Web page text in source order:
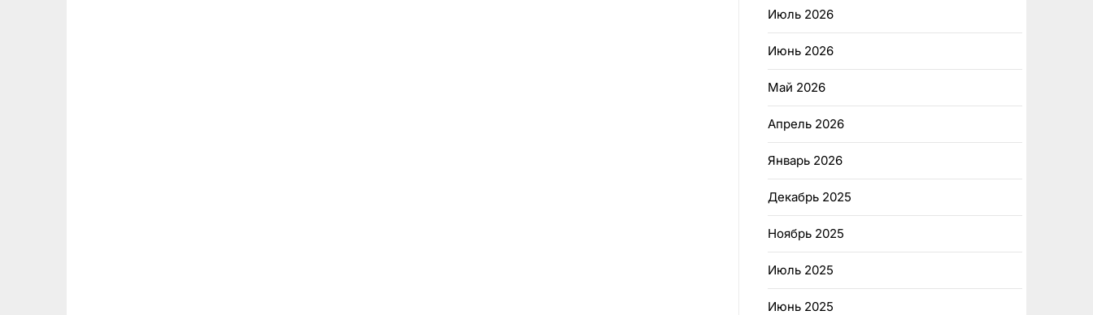
Июль 2026
Июнь 2026
Май 2026
Апрель 2026
Январь 2026
Декабрь 2025
Ноябрь 2025
Июль 2025
Июнь 2025